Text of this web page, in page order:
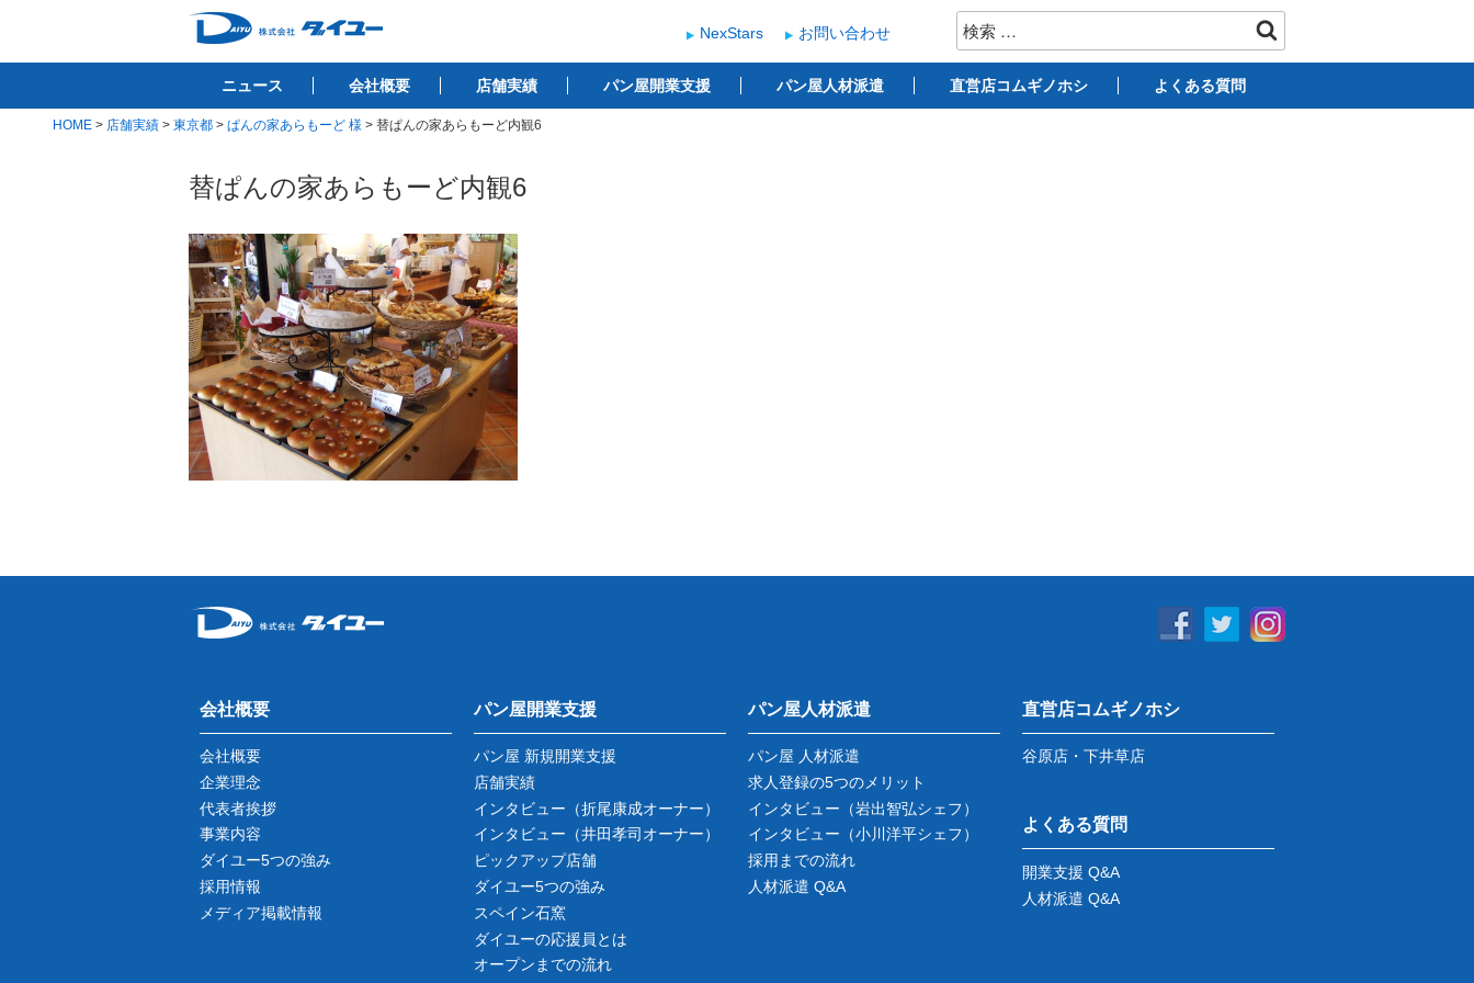
テ
株式会社ダイユー
1200件以上の開業サポート実績！！ ベーカリー開業支援
検
索:
NexStars お問い合わせ
ニュース 会社概要 店舗実績 パン屋開業支援 パン屋人材派遣 直営店コムギノホシ よくある質問
HOME > 店舗実績 > 東京都 > ぱんの家あらもーど 様 > 替ぱんの家あらもーど内観6
替ぱんの家あらもーど内観6
会社概要
会社概要
企業理念
代表者挨拶
事業内容
ダイユー5つの強み
採用情報
メディア掲載情報
パン屋開業支援
パン屋 新規開業支援
店舗実績
インタビュー （折尾康成オーナー）
インタビュー （井田孝司オーナー）
ピックアップ店舗
ダイユー5つの強み
スペイン石窯
ダイユーの応援員とは
オープンまでの流れ
パン屋人材派遣
パン屋 人材派遣
求人登録の5つのメリット
インタビュー （岩出智弘シェフ）
インタビュー （小川洋平シェフ）
採用までの流れ
人材派遣 Q&A
直営店コムギノホシ
谷原店・下井草店
よくある質問
開業支援 Q&A
人材派遣 Q&A